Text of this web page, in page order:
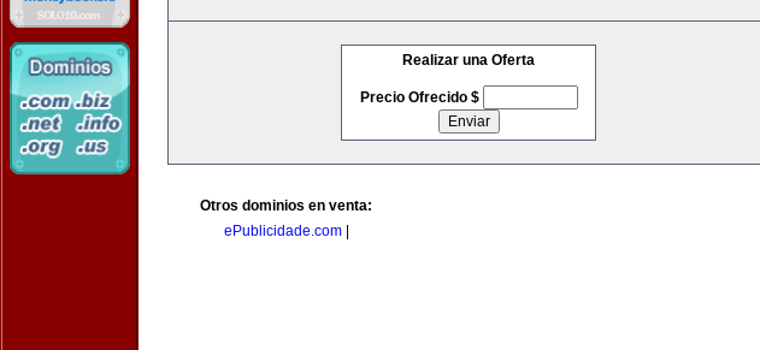
Realizar una Oferta
Precio Ofrecido $
Otros dominios en venta:
ePublicidade.com|